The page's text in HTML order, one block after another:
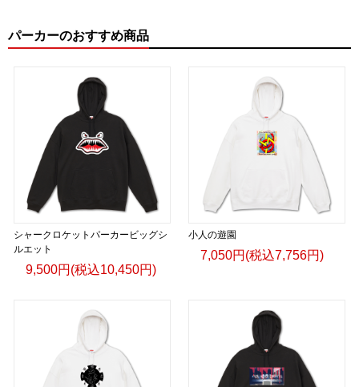
パーカーのおすすめ商品
シャークロケットパーカービッグシ
ルエット
9,500円(税込10,450円)
小人の遊園
7,050円(税込7,756円)